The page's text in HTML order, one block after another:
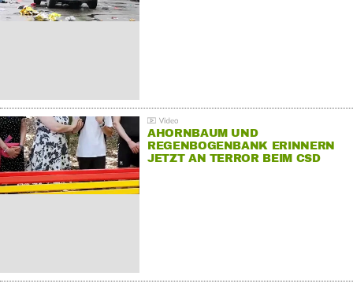
AHORNBAUM UND
REGENBOGENBANK ERINNERN
JETZT AN TERROR BEIM CSD